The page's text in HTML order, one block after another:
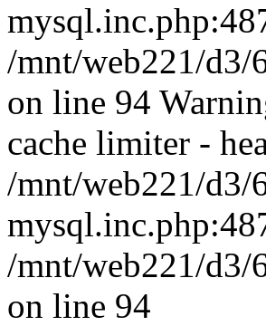
/mnt/web221/d3/
on line 94
cache limiter -
/mnt/web221/d3/
/mnt/web221/d3/
on line 94